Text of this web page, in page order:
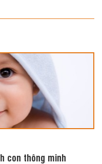
con thông minh